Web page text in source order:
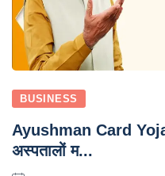
BUSINESS
Ayushman Card
अस्पतालों म...